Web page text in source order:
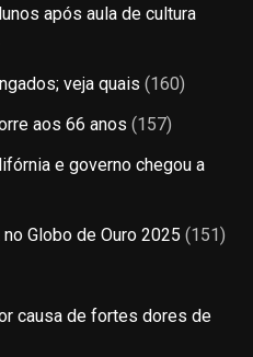
após aula de cultura
veja quais (160)
aos 66 anos (157)
e governo chegou a
Globo de Ouro 2025 (151)
causa de fortes dores de